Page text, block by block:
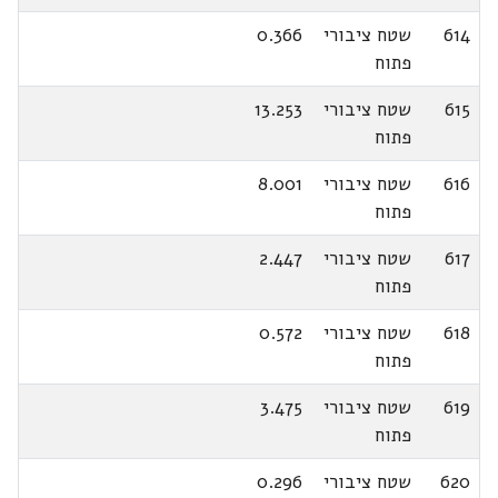
614
שטח ציבורי
פתוח
0.366
615
שטח ציבורי
פתוח
13.253
616
שטח ציבורי
פתוח
8.001
617
שטח ציבורי
פתוח
2.447
618
שטח ציבורי
פתוח
0.572
619
שטח ציבורי
פתוח
3.475
620
שטח ציבורי
0.296